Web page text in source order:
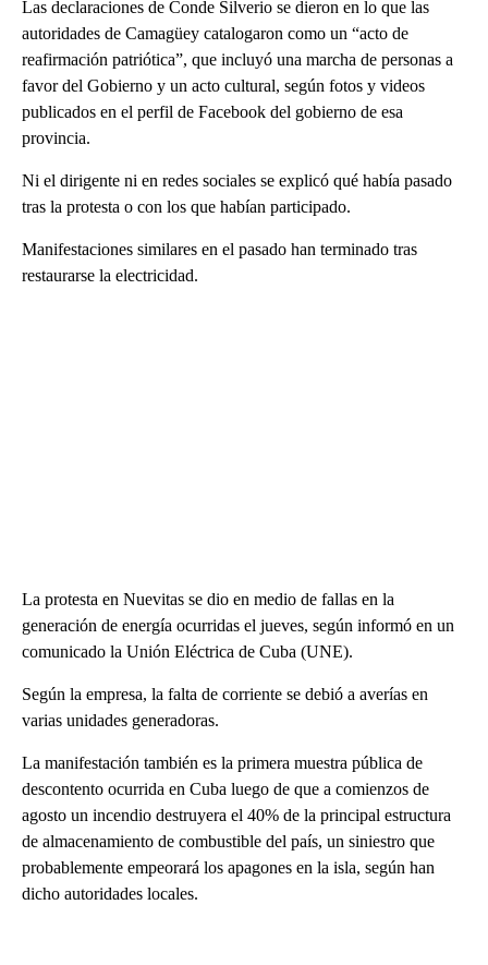
Las declaraciones de Conde Silverio se dieron en lo que las
autoridades de Camagüey catalogaron como un “acto de
reafirmación patriótica”, que incluyó una marcha de personas a
favor del Gobierno y un acto cultural, según fotos y videos
publicados en el perfil de Facebook del gobierno de esa
provincia.
Ni el dirigente ni en redes sociales se explicó qué había pasado
tras la protesta o con los que habían participado.
Manifestaciones similares en el pasado han terminado tras
restaurarse la electricidad.
La protesta en Nuevitas se dio en medio de fallas en la
generación de energía ocurridas el jueves, según informó en un
comunicado la Unión Eléctrica de Cuba (UNE).
Según la empresa, la falta de corriente se debió a averías en
varias unidades generadoras.
La manifestación también es la primera muestra pública de
descontento ocurrida en Cuba luego de que a comienzos de
agosto un incendio destruyera el 40% de la principal estructura
de almacenamiento de combustible del país, un siniestro que
probablemente empeorará los apagones en la isla, según han
dicho autoridades locales.